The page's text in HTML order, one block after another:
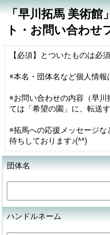
「早川拓馬 美術館
ト・お問い合わせ
【必須】とついたものは必
※本名・団体名など個人情報
※お問い合わせの内容（早
ては「希望の園」に、転送
※拓馬への応援メッセージ
待ちしております♪(^^)
団体名
ハンドルネーム